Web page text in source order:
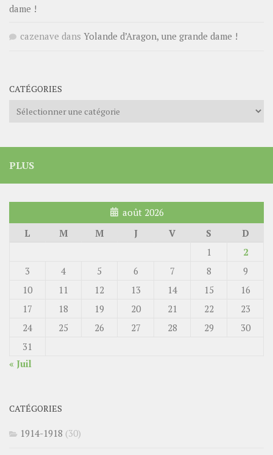
dame !
cazenave dans Yolande d’Aragon, une grande dame !
CATÉGORIES
Catégories
PLUS
août 2026
L
M M J V S
D
1
2
3
4 5 6 7 8
9
10
11 12 13 14 15
16
17
18 19 20 21 22
23
24
25 26 27 28 29
30
31
« Juil
CATÉGORIES
1914-1918 (30)